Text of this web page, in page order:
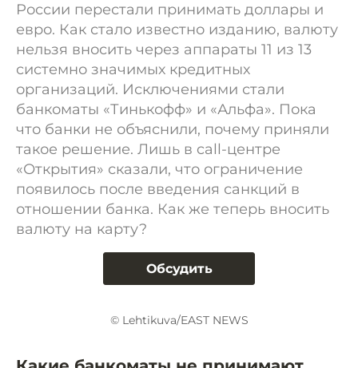
России перестали принимать доллары и
евро. Как стало известно изданию, валюту
нельзя вносить через аппараты 11 из 13
системно значимых кредитных
организаций. Исключениями стали
банкоматы «Тинькофф» и «Альфа». Пока
что банки не объяснили, почему приняли
такое решение. Лишь в call-центре
«Открытия» сказали, что ограничение
появилось после введения санкций в
отношении банка. Как же теперь вносить
валюту на карту?
Обсудить
© Lehtikuva/EAST NEWS